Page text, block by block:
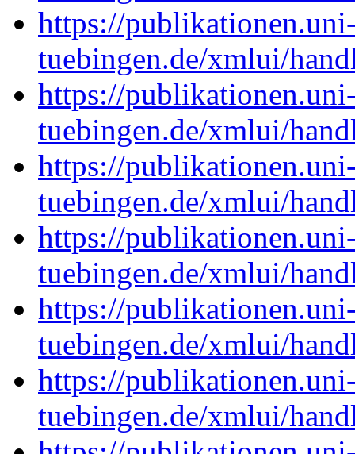
https://
tuebingen.de/xmlui/
https://
tuebingen.de/xmlui/
https://
tuebingen.de/xmlui/
https://
tuebingen.de/xmlui/
https://
tuebingen.de/xmlui/
https://
tuebingen.de/xmlui/